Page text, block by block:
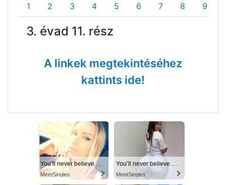
1
2 3 4 5 6 7 8 9
3. évad 11. rész
A linkek megtekintéséhez
kattints ide!
You’ll never believe why I moved to… Columbus
MeetSingles
You’ll never believe why I moved to… Columbus
MeetSingles